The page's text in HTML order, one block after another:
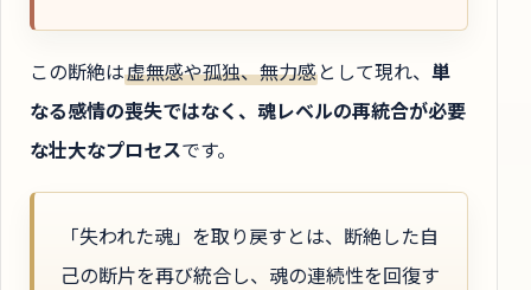
この断絶は虚無感や孤独、無力感として現れ、単
なる感情の喪失ではなく、魂レベルの再統合が必要
な壮大なプロセスです。
「失われた魂」を取り戻すとは、断絶した自
己の断片を再び統合し、魂の連続性を回復す